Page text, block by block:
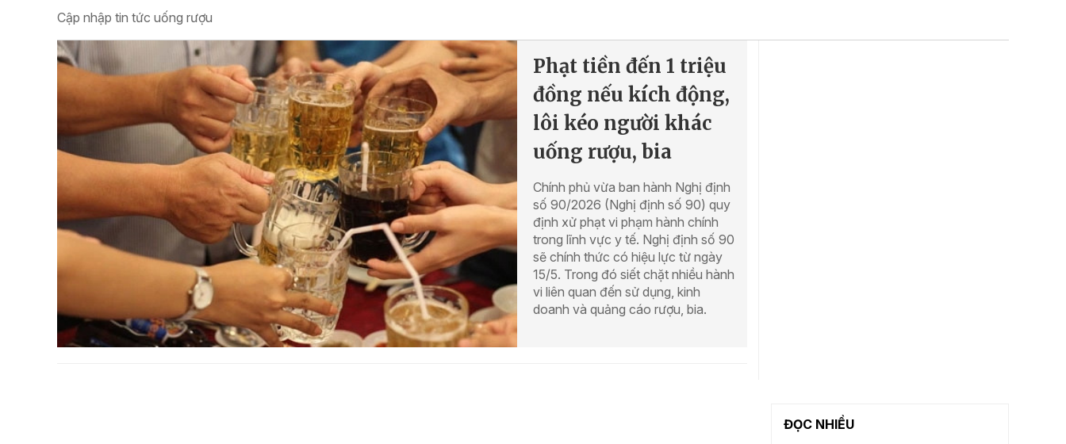
Cập nhập tin tức uống rượu
Phạt tiền đến 1 triệu
đồng nếu kích động,
lôi kéo người khác
uống rượu, bia
Chính phủ vừa ban hành Nghị định
số 90/2026 (Nghị định số 90) quy
định xử phạt vi phạm hành chính
trong lĩnh vực y tế. Nghị định số 90
sẽ chính thức có hiệu lực từ ngày
15/5. Trong đó siết chặt nhiều hành
vi liên quan đến sử dụng, kinh
doanh và quảng cáo rượu, bia.
ĐỌC NHIỀU